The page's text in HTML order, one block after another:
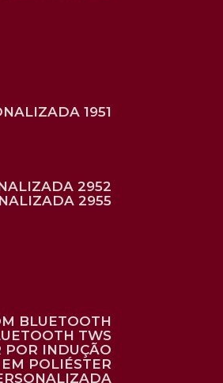
1951
2952
2955
BLUETOOTH
TWS
POR INDUÇÃO
POLIÉSTER